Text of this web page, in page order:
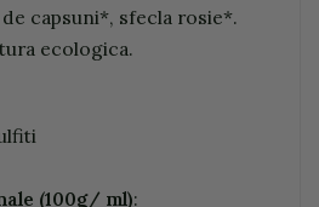
capsuni*, sfecla rosie*.
ecologica.
(100g/ ml):